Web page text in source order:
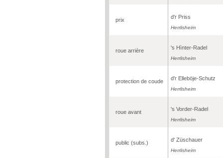
prix d'r Priss
Herrlisheim
roue arrière 's Hìnter-Radel
Herrlisheim
protection de coude d'r Elleböje-Schutz
Herrlisheim
roue avant 's Vorder-Radel
Herrlisheim
public (subs.) d' Züschauer
Herrlisheim